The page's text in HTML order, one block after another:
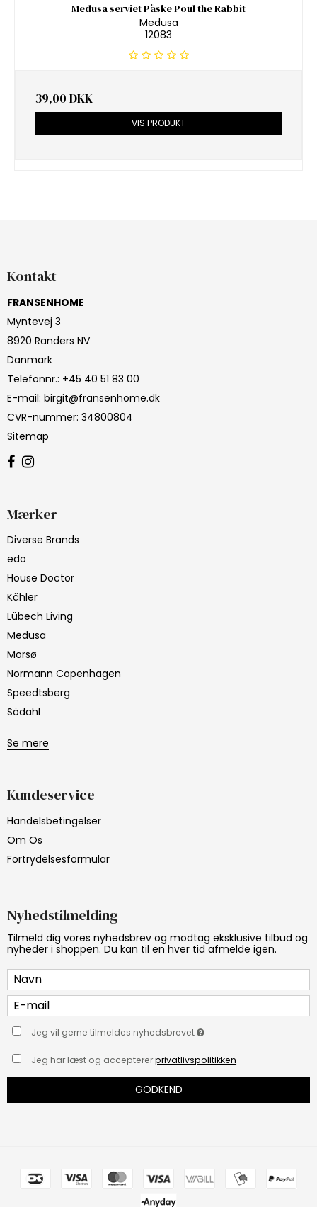
Medusa serviet Påske Poul the Rabbit
Medusa
12083
39,00 DKK
VIS PRODUKT
Kontakt
FRANSENHOME
Myntevej 3
8920 Randers NV
Danmark
Telefonnr.: +45 40 51 83 00
E-mail: birgit@fransenhome.dk
CVR-nummer: 34800804
Sitemap
Mærker
Diverse Brands
edo
House Doctor
Kähler
Lübech Living
Medusa
Morsø
Normann Copenhagen
Speedtsberg
Södahl
Se mere
Kundeservice
Handelsbetingelser
Om Os
Fortrydelsesformular
Nyhedstilmelding
Tilmeld dig vores nyhedsbrev og modtag eksklusive tilbud og
nyheder i shoppen. Du kan til en hver tid afmelde igen.
Jeg vil gerne tilmeldes nyhedsbrevet
Jeg har læst og acceptererprivatlivspolitikken
GODKEND